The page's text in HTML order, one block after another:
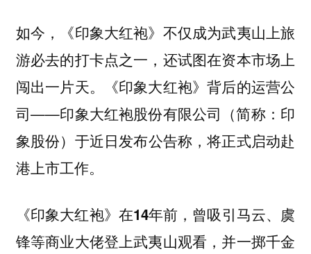
如今，《印象大红袍》不仅成为武夷山上旅
游必去的打卡点之一，还试图在资本市场上
闯出一片天。《印象大红袍》背后的运营公
司——印象大红袍股份有限公司（简称：印
象股份） 于近日发布公告称，将正式启动赴
港上市工作。
《印象大红袍》 在14年前，曾吸引马云、虞
锋等商业大佬登上武夷山观看，并一掷千金